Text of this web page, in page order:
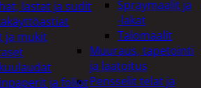
Spraymaalit ja
-lakat
Talomaalit
Muuraus, tapetointi
ja laatoitus
Pensselit telat ja
lastat ja sudit
ja mukit
ja foliot